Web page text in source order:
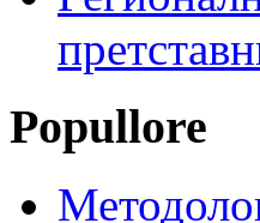
Popullore